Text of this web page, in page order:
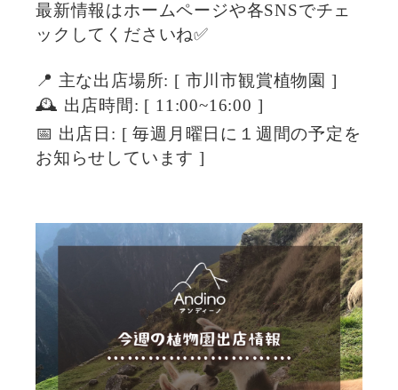
最新情報はホームページや各SNSでチェ
ックしてくださいね✅
📍 主な出店場所: [ 市川市観賞植物園 ]
🕰 出店時間: [ 11:00~16:00 ]
📅 出店日: [ 毎週月曜日に１週間の予定を
お知らせしています ]